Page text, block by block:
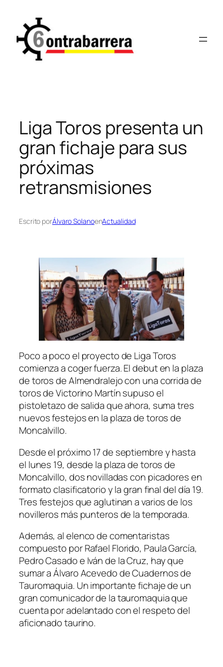
contenido
Liga Toros presenta un
gran fichaje para sus
próximas
retransmisiones
Escrito porÁlvaro SolanoenActualidad
Poco a poco el proyecto de Liga Toros
comienza a coger fuerza. El debut en la plaza
de toros de Almendralejo con una corrida de
toros de Victorino Martín supuso el
pistoletazo de salida que ahora, suma tres
nuevos festejos en la plaza de toros de
Moncalvillo.
Desde el próximo 17 de septiembre y hasta
el lunes 19, desde la plaza de toros de
Moncalvillo, dos novilladas con picadores en
formato clasificatorio y la gran final del día 19.
Tres festejos que aglutinan a varios de los
novilleros más punteros de la temporada.
Además, al elenco de comentaristas
compuesto por Rafael Florido, Paula García,
Pedro Casado e Iván de la Cruz, hay que
sumar a Álvaro Acevedo de Cuadernos de
Tauromaquia. Un importante fichaje de un
gran comunicador de la tauromaquia que
cuenta por adelantado con el respeto del
aficionado taurino.